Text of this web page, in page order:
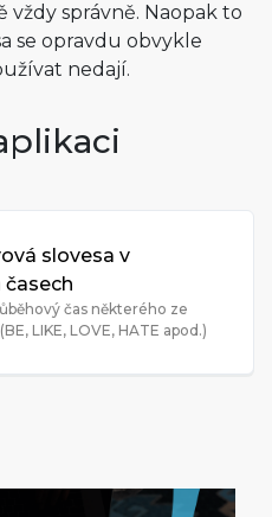
vždy správně. Naopak to
se opravdu obvykle
nedají.
slovesa v
čas některého ze
LIKE, LOVE, HATE apod.)